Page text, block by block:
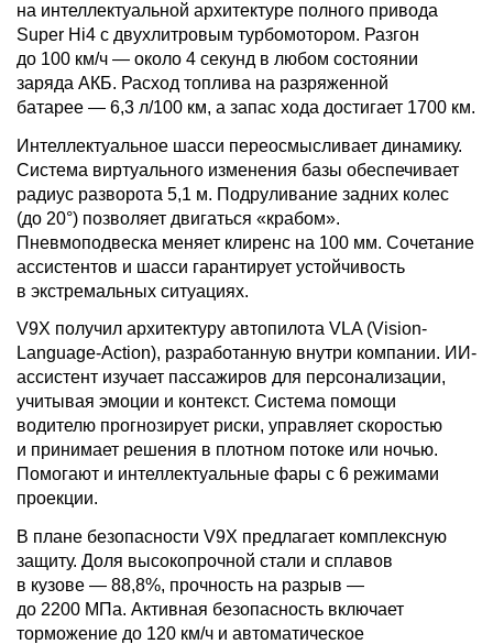
на интеллектуальной архитектуре полного привода
Super Hi4 с двухлитровым турбомотором. Разгон
до 100 км/ч — около 4 секунд в любом состоянии
заряда АКБ. Расход топлива на разряженной
батарее — 6,3 л/100 км, а запас хода достигает 1700 км.
Интеллектуальное шасси переосмысливает динамику.
Система виртуального изменения базы обеспечивает
радиус разворота 5,1 м. Подруливание задних колес
(до 20°) позволяет двигаться «крабом».
Пневмоподвеска меняет клиренс на 100 мм. Сочетание
ассистентов и шасси гарантирует устойчивость
в экстремальных ситуациях.
V9X получил архитектуру автопилота VLA (Vision-
Language-Action), разработанную внутри компании. ИИ-
ассистент изучает пассажиров для персонализации,
учитывая эмоции и контекст. Система помощи
водителю прогнозирует риски, управляет скоростью
и принимает решения в плотном потоке или ночью.
Помогают и интеллектуальные фары с 6 режимами
проекции.
В плане безопасности V9X предлагает комплексную
защиту. Доля высокопрочной стали и сплавов
в кузове — 88,8%, прочность на разрыв —
до 2200 МПа. Активная безопасность включает
торможение до 120 км/ч и автоматическое